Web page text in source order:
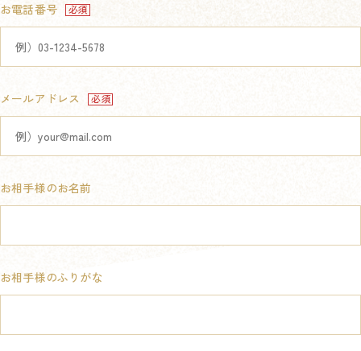
お電話番号
メールアドレス
お相手様のお名前
お相手様のふりがな